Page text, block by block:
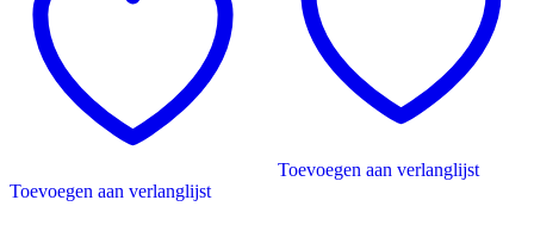
Toevoegen aan verlanglijst
Toevoegen aan verlanglijst